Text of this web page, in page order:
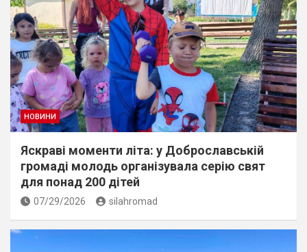
НОВИНИ
Яскраві моменти літа: у Доброславській
громаді молодь організувала серію свят
для понад 200 дітей
07/29/2026 silahromad